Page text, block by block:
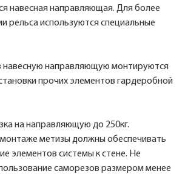
навесная направляющая. Для более
рельса используются специальные
в навесную направляющую монтируются
прочих элементов гардеробной
на направляющую до 250кг.
метизы должны обеспечивать
элементов системы к стене. Не
саморезов размером менее